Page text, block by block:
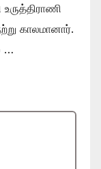
காலமானார்.
…